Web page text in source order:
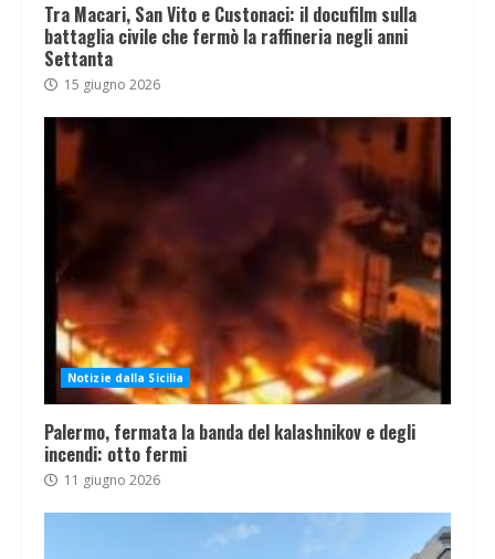
Tra Macari, San Vito e Custonaci: il docufilm sulla
battaglia civile che fermò la raffineria negli anni
Settanta
15 giugno 2026
Notizie dalla Sicilia
Palermo, fermata la banda del kalashnikov e degli
incendi: otto fermi
11 giugno 2026